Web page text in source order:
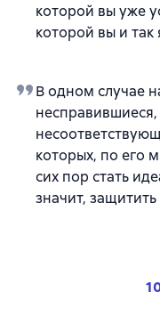
которой вы уже
которой вы и так
В одном случае
которых, по его
сих пор стать
значит,